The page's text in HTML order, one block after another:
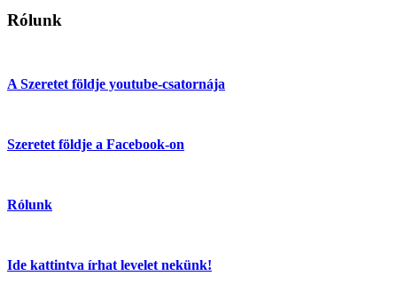
Rólunk
A Szeretet földje youtube-csatornája
Szeretet földje a Facebook-on
Rólunk
Ide kattintva írhat levelet nekünk!